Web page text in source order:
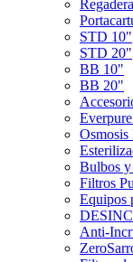
Regadera
STD 10"
STD 20"
BB 10"
BB 20"
Osmosis
Bulbos
Filtros
Equipos
Anti-